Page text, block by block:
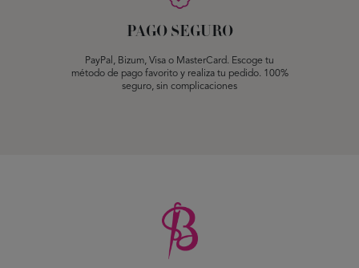
PAGO SEGURO
PayPal, Bizum, Visa o MasterCard. Escoge tu
método de pago favorito y realiza tu pedido. 100%
seguro, sin complicaciones